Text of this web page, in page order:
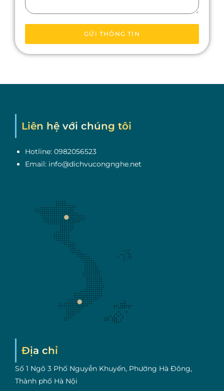
GỬI THÔNG TIN
Liên hệ với chúng tôi
Hotline: 0982056523
Email: info@dichvucongnghe.net
Địa chỉ
Số 1 Ngõ 3 Phố Nguyễn Khuyến, Phường Hà Đông,
Thành phố Hà Nội